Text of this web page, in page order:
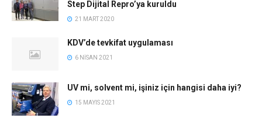
Step Dijital Repro’ya kuruldu
21 MART 2020
KDV’de tevkifat uygulaması
6 NISAN 2021
UV mi, solvent mi, işiniz için hangisi daha iyi?
15 MAYIS 2021